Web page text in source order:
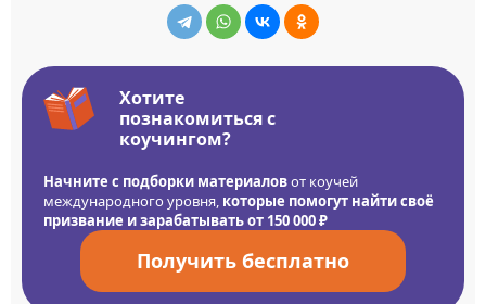
Хотите
познакомиться с
коучингом?
Начните с подборки материаловот коучей
международного уровня, которые помогут найти своё
призвание и зарабатывать от 150 000 ₽
Получить бесплатно